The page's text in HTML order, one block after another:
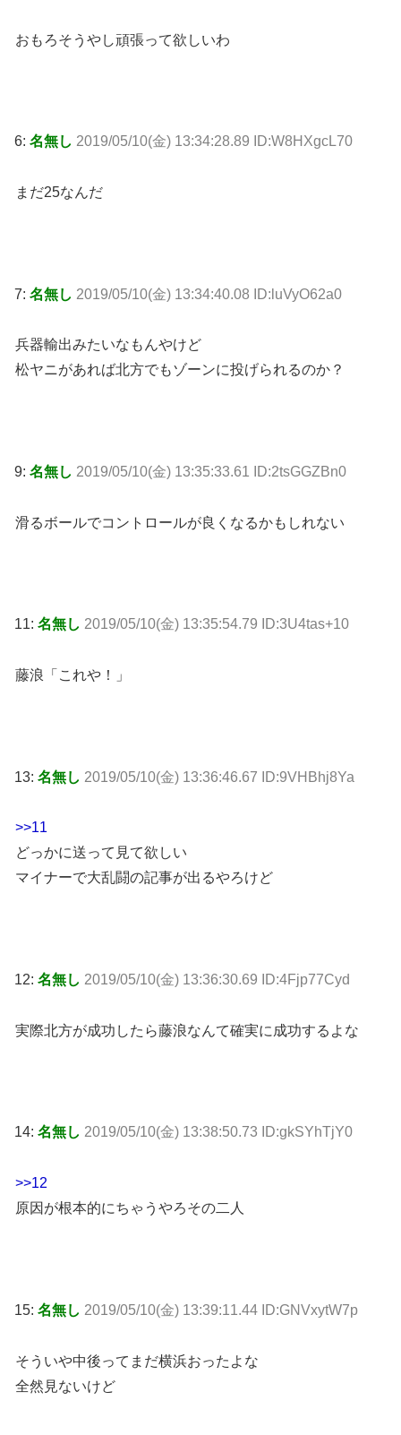
おもろそうやし頑張って欲しいわ
6: 名無し 2019/05/10(金) 13:34:28.89 ID:W8HXgcL70
まだ25なんだ
7: 名無し 2019/05/10(金) 13:34:40.08 ID:luVyO62a0
兵器輸出みたいなもんやけど
松ヤニがあれば北方でもゾーンに投げられるのか？
9: 名無し 2019/05/10(金) 13:35:33.61 ID:2tsGGZBn0
滑るボールでコントロールが良くなるかもしれない
11: 名無し 2019/05/10(金) 13:35:54.79 ID:3U4tas+10
藤浪「これや！」
13: 名無し 2019/05/10(金) 13:36:46.67 ID:9VHBhj8Ya
>>11
どっかに送って見て欲しい
マイナーで大乱闘の記事が出るやろけど
12: 名無し 2019/05/10(金) 13:36:30.69 ID:4Fjp77Cyd
実際北方が成功したら藤浪なんて確実に成功するよな
14: 名無し 2019/05/10(金) 13:38:50.73 ID:gkSYhTjY0
>>12
原因が根本的にちゃうやろその二人
15: 名無し 2019/05/10(金) 13:39:11.44 ID:GNVxytW7p
そういや中後ってまだ横浜おったよな
全然見ないけど